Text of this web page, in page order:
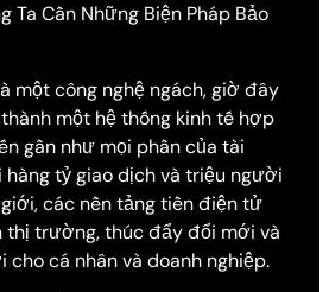
Ta Cần Những Biện Pháp Bảo
một công nghệ ngách, giờ đây
một hệ thống kinh tế hợp
gần như mọi phần của tài
hàng tỷ giao dịch và triệu người
các nền tảng tiền điện tử
thị trường, thúc đẩy đổi mới và
cho cá nhân và doanh nghiệp.